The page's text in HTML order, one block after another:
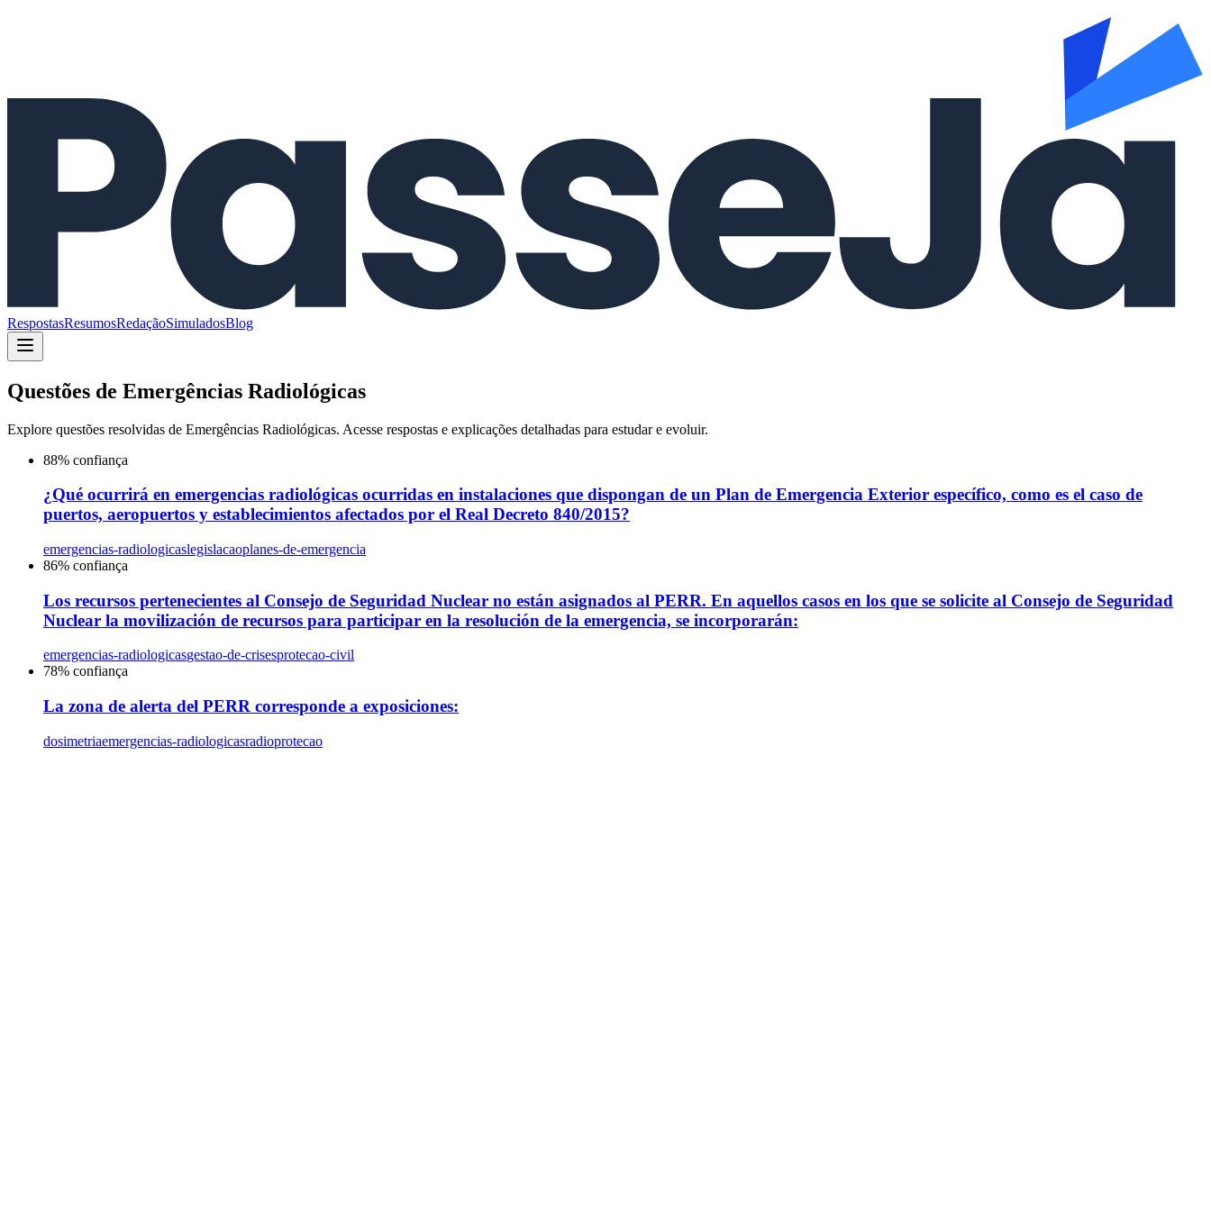
RespostasResumosRedaçãoSimuladosBlog
Questões de Emergências Radiológicas
Explore questões resolvidas de Emergências Radiológicas. Acesse respostas e explicações detalhadas para estudar e evoluir.
88% confiança
¿Qué ocurrirá en emergencias radiológicas ocurridas en instalaciones que dispongan de un Plan de Emergencia Exterior específico, como es el caso de
puertos, aeropuertos y establecimientos afectados por el Real Decreto 840/2015?
emergencias-radiologicaslegislacaoplanes-de-emergencia
86% confiança
Los recursos pertenecientes al Consejo de Seguridad Nuclear no están asignados al PERR. En aquellos casos en los que se solicite al Consejo de Seguridad
Nuclear la movilización de recursos para participar en la resolución de la emergencia, se incorporarán:
emergencias-radiologicasgestao-de-crisesprotecao-civil
78% confiança
La zona de alerta del PERR corresponde a exposiciones:
dosimetriaemergencias-radiologicasradioprotecao